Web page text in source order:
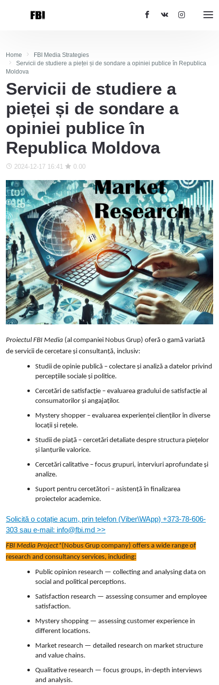
Home
FBI Media Strategies
Servicii de studiere a pieței și de sondare a opiniei publice în Republica
Moldova
Servicii de studiere a
pieței și de sondare a
opiniei publice în
Republica Moldova
2024-12-17 16:41 0.00
Proiectul FBI Media (al companiei Nobus Grup) oferă o gamă variată
de servicii de cercetare și consultanță, inclusiv:
Studii de opinie publică – colectare și analiză a datelor privind
percepțiile sociale și politice.
Cercetări de satisfacție – evaluarea gradului de satisfacție al
consumatorilor și angajaților.
Mystery shopper – evaluarea experienței clienților în diverse
locații și rețele.
Studii de piață – cercetări detaliate despre structura piețelor
și lanțurile valorice.
Cercetări calitative – focus grupuri, interviuri aprofundate și
analize.
Suport pentru cercetători – asistență în finalizarea
proiectelor academice.
Solicită o cotație acum, prin telefon (Viber\WApp) +373-78-606-
303 sau e-mail: info@fbi.md >>
FBI Media Project*(Nobus Grup company) offers a wide range of
research and consultancy services, including:
Public opinion research — collecting and analysing data on
social and political perceptions.
Satisfaction research — assessing consumer and employee
satisfaction.
Mystery shopping — assessing customer experience in
different locations.
Market research — detailed research on market structure
and value chains.
Qualitative research — focus groups, in-depth interviews
and analysis.